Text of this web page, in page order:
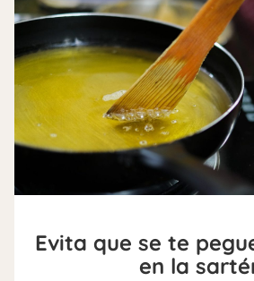
Evita que se te
en la